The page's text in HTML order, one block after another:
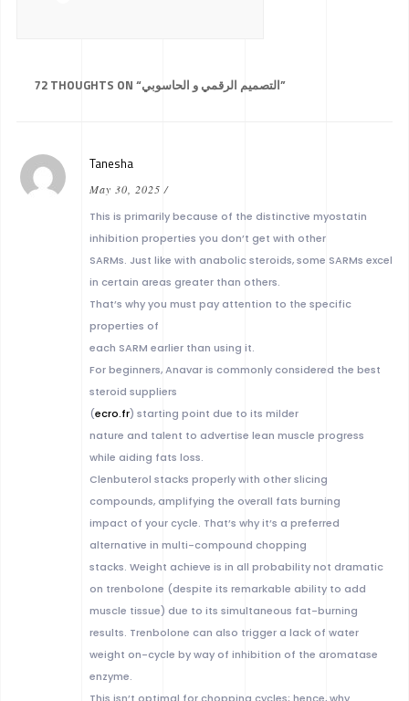
72 THOUGHTS ON “التصميم الرقمي و الحاسوبي”
Tanesha
May 30, 2025 /
This is primarily because of the distinctive myostatin
inhibition properties you don’t get with other
SARMs. Just like with anabolic steroids, some SARMs excel
in certain areas greater than others.
That’s why you must pay attention to the specific
properties of
each SARM earlier than using it.
For beginners, Anavar is commonly considered the best
steroid suppliers
(ecro.fr) starting point due to its milder
nature and talent to advertise lean muscle progress
while aiding fats loss.
Clenbuterol stacks properly with other slicing
compounds, amplifying the overall fats burning
impact of your cycle. That’s why it’s a preferred
alternative in multi-compound chopping
stacks. Weight achieve is in all probability not dramatic
on trenbolone (despite its remarkable ability to add
muscle tissue) due to its simultaneous fat-burning
results. Trenbolone can also trigger a lack of water
weight on-cycle by way of inhibition of the aromatase
enzyme.
This isn’t optimal for chopping cycles; hence, why